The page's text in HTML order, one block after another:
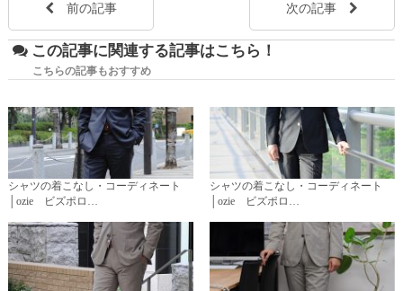
前の記事 次の記事
この記事に関連する記事はこちら！
こちらの記事もおすすめ
シャツの着こなし・コーディネート
│ozie ビズポロ…
シャツの着こなし・コーディネート
│ozie ビズポロ…